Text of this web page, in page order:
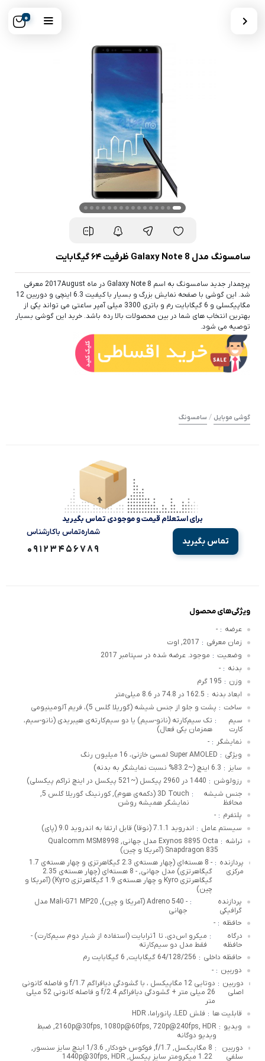
0
سامسونگ مدل Galaxy Note 8 ظرفیت ۶۴ گیگابایت
پرچمدار جدید سامسونگ به اسم Galaxy Note 8 در ماه 2017August معرفی
شد. این گوشی با صفحه نمایش بزرگ و بسیار با کیفیت 6.3 اینچی و دوربین 12
مگاپیکسلی و 6 گیگابایت رم و باتری 3300 میلی آمپر ساعتی می تواند یکی از
بهترین انتخاب های شما در بین محصولات بالا رده باشد. خرید این گوشی بسیار
توصیه می شود.
گوشی موبایل / سامسونگ
برای استعلام قیمت و موجودی تماس بگیرید
تماس بگیرید
شماره‌تماس‌ با‌کارشناس
09123456789
ویژگی‌های محصول
عرضه :
-
زمان معرفی : 2017, اوت
وضعیت : موجود. عرضه شده در سپتامبر 2017
بدنه :
-
وزن : 195 گرم
ابعاد بدنه : 162.5 در 74.8 در 8.6 میلی‌متر
ساخت : پشت و جلو از جنس شیشه (گوریلا گلس 5)، فریم آلومینیومی
سیم
کارت
: تک سیم‌کارته (نانو-سیم) یا دو سیم‌کارته‌ی هیبریدی (نانو-سیم،
همزمان یکی فعال)
نمایشگر :
-
ویژگی : Super AMOLED لمسی خازنی، 16 میلیون رنگ
سایز : 6.3 اینچ (~83.2% نسبت نمایشگر به بدنه)
رزولوشن : 1440 در 2960 پیکسل (~521 پیکسل در اینچ تراکم پیکسلی)
جنس شیشه
محافظ
:
3D Touch (دکمه‌ی هوم), کورنینگ گوریلا گلس 5,
نمایشگر همیشه روشن
پلتفرم :
-
سیستم عامل : اندروید 7.1.1 (نوقا) قابل ارتقا به اندروید 9.0 (پای)
تراشه :
Exynos 8895 Octa مدل جهانی, Qualcomm MSM8998
Snapdragon 835 (آمریکا و چین)
پردازنده
مرکزی
:
- 8 هسته‌ای (چهار هسته‌ی 2.3 گیگاهرتزی و چهار هسته‌ی 1.7
گیگاهرتزی) مدل جهانی, - 8 هسته‌ای (چهار هسته‌ی 2.35
گیگاهرتزی Kyro و چهار هسته‌ی 1.9 گیگاهرتزی Kyro) (آمریکا و
چین)
پردازنده
گرافیکی
:
- Adreno 540 (آمریکا و چین), Mali-G71 MP20 مدل
جهانی
حافظه :
-
درگاه
حافظه
:
میکرو اس‌دی، تا 1ترابایت (استفاده از شیار دوم سیم‌کارت) -
فقط مدل دو سیم‌کارته
حافظه داخلی : 64/128/256 گیگابایت, 6 گیگابایت رم
دوربین :
-
دوربین
اصلی
:
دوتایی 12 مگاپیکسل ، با گشودگی دیافراگم f/1.7 و فاصله کانونی
26 میلی متر + گشودگی دیافراگم f/2.4 و فاصله کانونی 52 میلی
متر
قابلیت ها : فلش LED، پانوراما، HDR
ویدیو :
2160p@30fps, 1080p@60fps, 720p@240fps, HDR, ضبط
ویدیو دوگانه
دوربین
سلفی
:
8 مگاپیکسل, f/1.7, فوکوس خودکار, 1/3.6 اینچ سایز سنسور,
1.22 میکرومتر سایز پیکسل, 1440p@30fps, HDR